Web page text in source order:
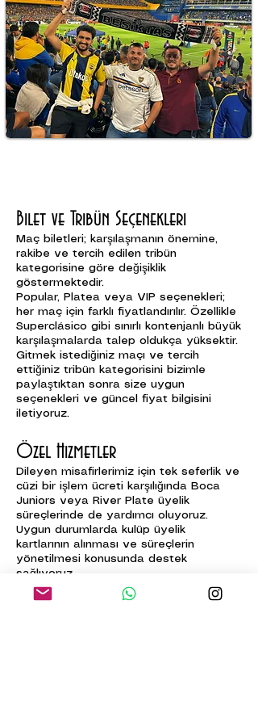
Bilet ve Tribün Seçenekleri
Maç biletleri; karşılaşmanın önemine,
rakibe ve tercih edilen tribün
kategorisine göre değişiklik
göstermektedir.
Popular, Platea veya VIP seçenekleri;
her maç için farklı fiyatlandırılır. Özellikle
Superclásico gibi sınırlı kontenjanlı büyük
karşılaşmalarda talep oldukça yüksektir.
Gitmek istediğiniz maçı ve tercih
ettiğiniz tribün kategorisini bizimle
paylaştıktan sonra size uygun
seçenekleri ve güncel fiyat bilgisini
iletiyoruz.
Özel Hizmetler
Dileyen misafirlerimiz için tek seferlik ve
cüzi bir işlem ücreti karşılığında Boca
Juniors veya River Plate üyelik
süreçlerinde de yardımcı oluyoruz.
Uygun durumlarda kulüp üyelik
kartlarının alınması ve süreçlerin
yönetilmesi konusunda destek
sağlıyoruz.
Ayrıca forma alışverişi, güvenilir
mağazalar, şehir içi futbol rotaları ve